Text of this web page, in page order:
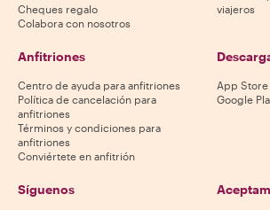
Cheques regalo
Colabora con nosotros
viajeros
Anfitriones
Centro de ayuda para anfitriones
Política de cancelación para
anfitriones
Términos y condiciones para
anfitriones
Conviértete en anfitrión
App Store
Google
Síguenos